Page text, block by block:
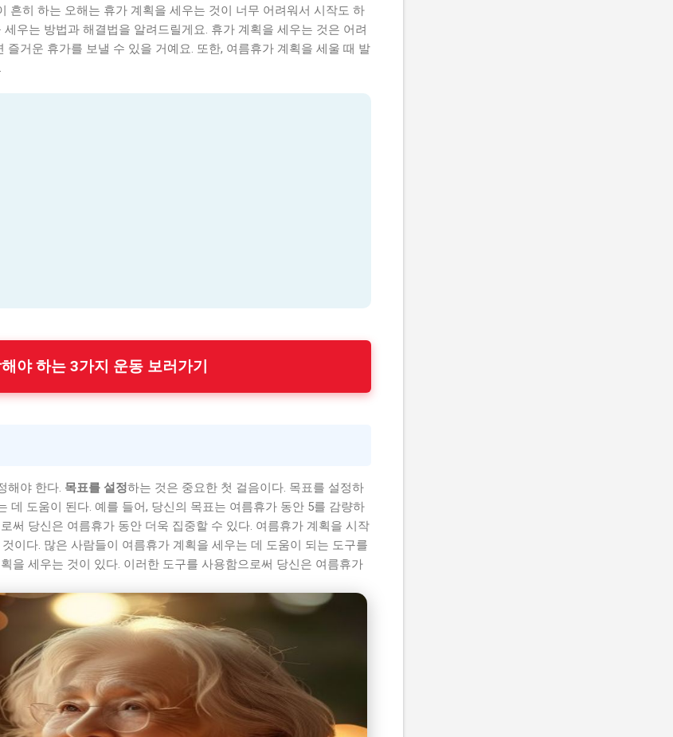
흔히 하는 오해는 휴가 계획을 세우는 것이 너무 어려워서 시작도 하
우는 방법과 해결법을 알려드릴게요. 휴가 계획을 세우는 것은 어려
거운 휴가를 보낼 수 있을 거예요. 또한, 여름휴가 계획을 세울 때 발
야 하는 3가지 운동 보러가기
해야 한다. 목표를 설정하는 것은 중요한 첫 걸음이다. 목표를 설정하
데 도움이 된다. 예를 들어, 당신의 목표는 여름휴가 동안 5를 감량하
써 당신은 여름휴가 동안 더욱 집중할 수 있다. 여름휴가 계획을 시작
이다. 많은 사람들이 여름휴가 계획을 세우는 데 도움이 되는 도구를
을 세우는 것이 있다. 이러한 도구를 사용함으로써 당신은 여름휴가